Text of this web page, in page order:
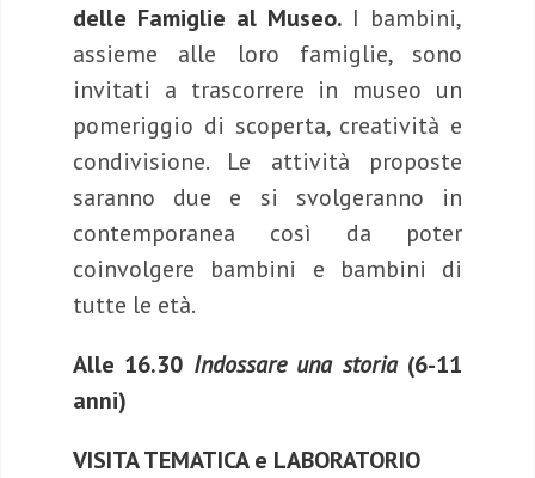
delle Famiglie al Museo. I bambini,
assieme alle loro famiglie, sono
invitati a trascorrere in museo un
pomeriggio di scoperta, creatività e
condivisione. Le attività proposte
saranno due e si svolgeranno in
contemporanea così da poter
coinvolgere bambini e bambini di
tutte le età.
Alle 16.30 Indossare una storia (6-11
anni)
VISITA TEMATICA e LABORATORIO